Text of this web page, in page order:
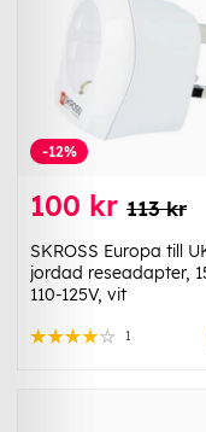
-12%
100 kr 113 kr
SKROSS Europa till
jordad reseadapter,
110-125V, vit
1